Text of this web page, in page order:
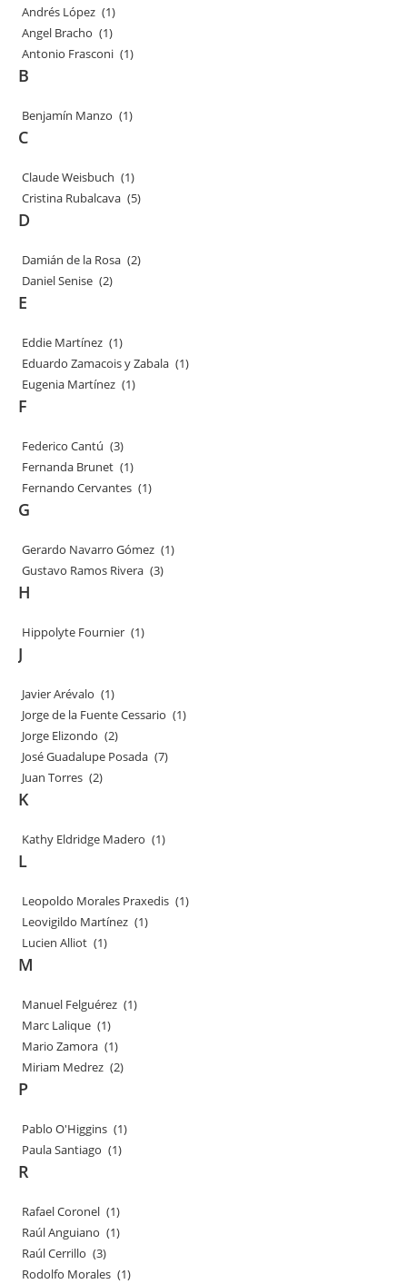
Andrés López (1)
Angel Bracho (1)
Antonio Frasconi (1)
B
Benjamín Manzo (1)
C
Claude Weisbuch (1)
Cristina Rubalcava (5)
D
Damián de la Rosa (2)
Daniel Senise (2)
E
Eddie Martínez (1)
Eduardo Zamacois y Zabala (1)
Eugenia Martínez (1)
F
Federico Cantú (3)
Fernanda Brunet (1)
Fernando Cervantes (1)
G
Gerardo Navarro Gómez (1)
Gustavo Ramos Rivera (3)
H
Hippolyte Fournier (1)
J
Javier Arévalo (1)
Jorge de la Fuente Cessario (1)
Jorge Elizondo (2)
José Guadalupe Posada (7)
Juan Torres (2)
K
Kathy Eldridge Madero (1)
L
Leopoldo Morales Praxedis (1)
Leovigildo Martínez (1)
Lucien Alliot (1)
M
Manuel Felguérez (1)
Marc Lalique (1)
Mario Zamora (1)
Miriam Medrez (2)
P
Pablo O'Higgins (1)
Paula Santiago (1)
R
Rafael Coronel (1)
Raúl Anguiano (1)
Raúl Cerrillo (3)
Rodolfo Morales (1)